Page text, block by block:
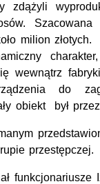
zdążyli
Szacowana
milion złotych.
wewnątrz
do
obiekt był
przestępczej.